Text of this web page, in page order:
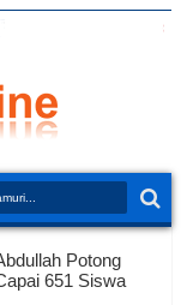
Potong
651 Siswa